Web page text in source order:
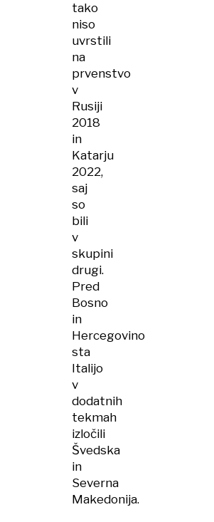
tako
niso
uvrstili
na
prvenstvo
v
Rusiji
2018
in
Katarju
2022,
saj
so
bili
v
skupini
drugi.
Pred
Bosno
in
Hercegovino
sta
Italijo
v
dodatnih
tekmah
izločili
Švedska
in
Severna
Makedonija.